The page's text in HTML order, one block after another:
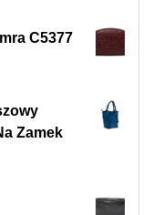
C5377
Zamek